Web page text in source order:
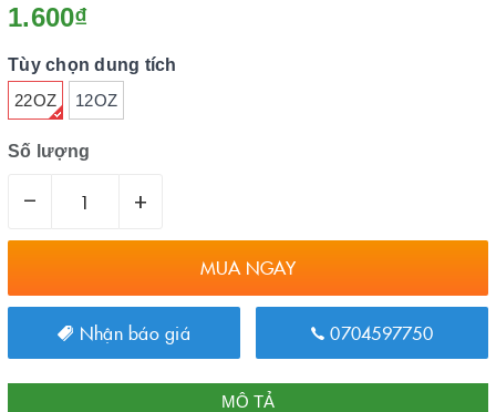
1.600₫
Tùy chọn dung tích
22OZ 12OZ
Số lượng
– +
MUA NGAY
Nhận báo giá 0704597750
MÔ TẢ